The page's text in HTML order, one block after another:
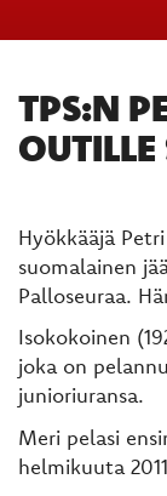
TPS:N
Hyökkääjä
suomalainen
Palloseuraa.
Isokokoinen
joka on
junioriuransa.
Meri pelasi
helmikuuta